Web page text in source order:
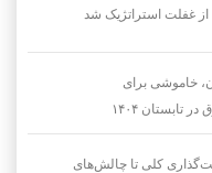
از غفلت استراتژیک شد
خاموشی برای
تابستان ۱۴۰۴
کلی تا چالش‌های